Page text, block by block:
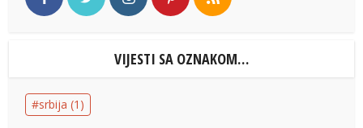
VIJESTI SA OZNAKOM…
srbija (1)